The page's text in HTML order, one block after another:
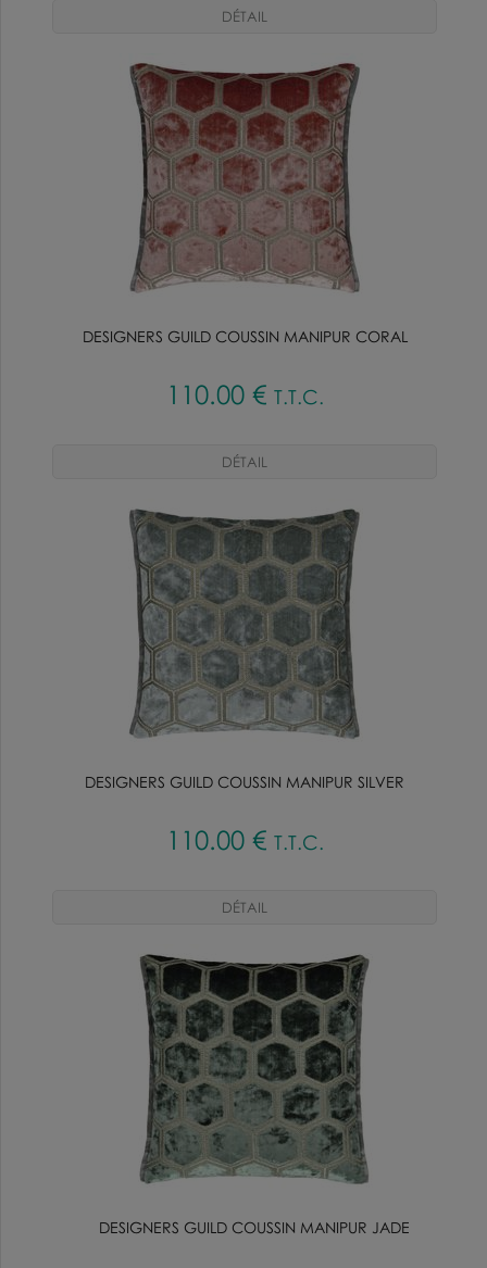
DESIGNERS GUILD COUSSIN MANIPUR CORAL
110.00 € T.T.C.
DESIGNERS GUILD COUSSIN MANIPUR SILVER
110.00 € T.T.C.
DESIGNERS GUILD COUSSIN MANIPUR JADE